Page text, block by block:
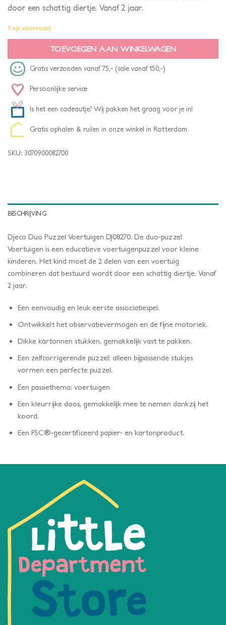
door een schattig diertje. Vanaf 2 jaar.
1 op voorraad
TOEVOEGEN AAN WINKELWAGEN
Gratis verzonden vanaf 75,- (sale vanaf 150,-)
Persoonlijke service
Is het een cadeautje? Wij pakken het graag voor je in!
Gratis ophalen & ruilen in onze winkel in Rotterdam
SKU: 3070900082700
BESCHRIJVING
Djeco Duo Puzzel Voertuigen DJ08270. De duo-puzzel
Voertuigen is een educatieve voertuigenpuzzel voor kleine
kinderen. Het kind moet de 2 delen van een voertuig
combineren dat bestuurd wordt door een schattig diertje. Vanaf
2 jaar.
Een eenvoudig en leuk eerste associatiespel.
Ontwikkelt het observatievermogen en de fijne motoriek.
Dikke kartonnen stukken, gemakkelijk vast te pakken.
Een zelfcorrigerende puzzel: alleen bijpassende stukjes
vormen een perfecte puzzel.
Een passiethema: voertuigen
Een kleurrijke doos, gemakkelijk mee te nemen dankzij het
koord.
Een FSC®-gecertificeerd papier- en kartonproduct.